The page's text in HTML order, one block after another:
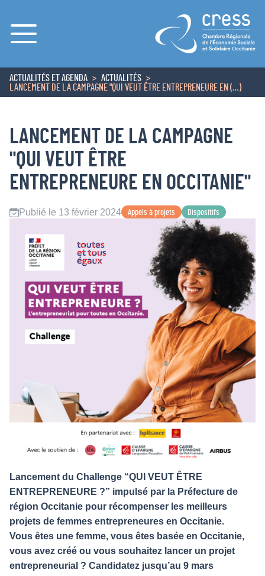
Menu
ACCUEIL
ACTUALITÉS ET AGENDA
ACTUALITÉS
LANCEMENT DE LA CAMPAGNE "QUI VEUT ÊTRE ENTREPRENEURE EN (…)
LANCEMENT DE LA CAMPAGNE
"QUI VEUT ÊTRE
ENTREPRENEURE EN OCCITANIE"
Publié le 13 février 2024 Appels à projets Dispositifs
Lancement du Challenge “QUI VEUT ÊTRE
ENTREPRENEURE ?” impulsé par la Préfecture de
région Occitanie pour récompenser les meilleurs
projets de femmes entrepreneures en Occitanie.
Vous êtes une femme, vous êtes basée en Occitanie,
vous avez créé ou vous souhaitez lancer un projet
entrepreneurial ? Candidatez jusqu’au 9 mars